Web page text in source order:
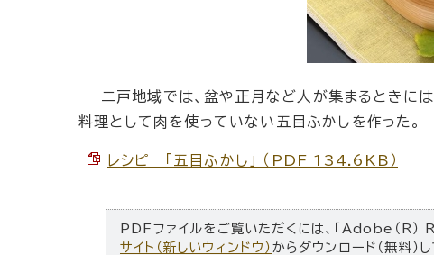
二戸地域では、盆や正月など人が集まるときには
料理として肉を使っていない五目ふかしを作った。
レシピ 「五目ふかし」 （PDF 134.6KB）
PDFファイルをご覧いただくには、「Adobe（R）
サイト（新しいウィンドウ） からダウンロード（無料）し